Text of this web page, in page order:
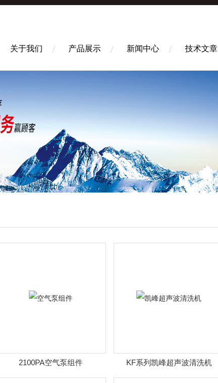
关于我们 产品展示 新闻中心 技术文章
2100PA空气泵组件 KF系列凯峰超声波清洗机